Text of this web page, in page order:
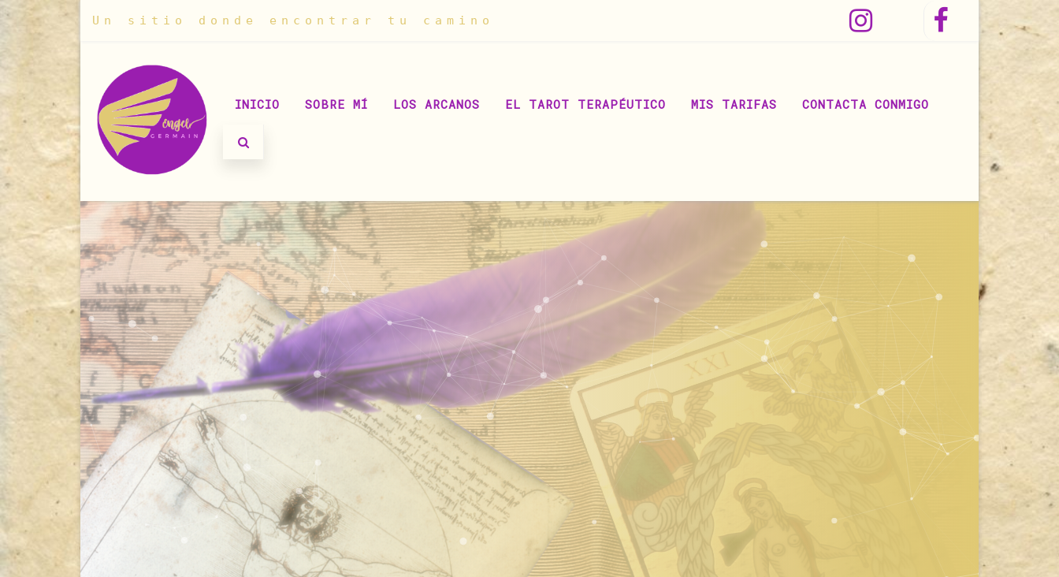
Un sitio donde encontrar tu camino
INICIO SOBRE MÍ LOS ARCANOS EL TAROT TERAPÉUTICO MIS TARIFAS CONTACTA CONMIGO